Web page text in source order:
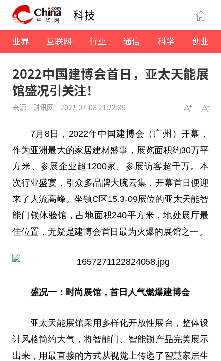
科技
业界 互联网 行业 通信 科学 创业
2022中国建博会首日，亚太天能展
馆盛况引关注！
来源：财讯网 2022-07-08 21:22:39
7月8日，2022年中国建博会（广州）开幕，
作为亚洲最大的家居建材盛事，展览面积约30万平
方米、参展企业超1200家、参展访客超千万。本
次行业盛宴，引众多品牌大腕云集，开幕首日便迎
来了人流高峰。坐镇C区15.3-09展位的亚太天能智
能门锁体验馆，占地面积240平方米，地处展厅最
佳位置，无疑是建博会首日最为火爆的展馆之一。
盛况一：时尚展馆，首日人气燃爆建博会
亚太天能展馆采用多样化开放性展台 ，整体设
计风格简约大气，将智能门、智能锁产品完美展示
出来，用最直接的方式从视觉上传递了智慧家居生